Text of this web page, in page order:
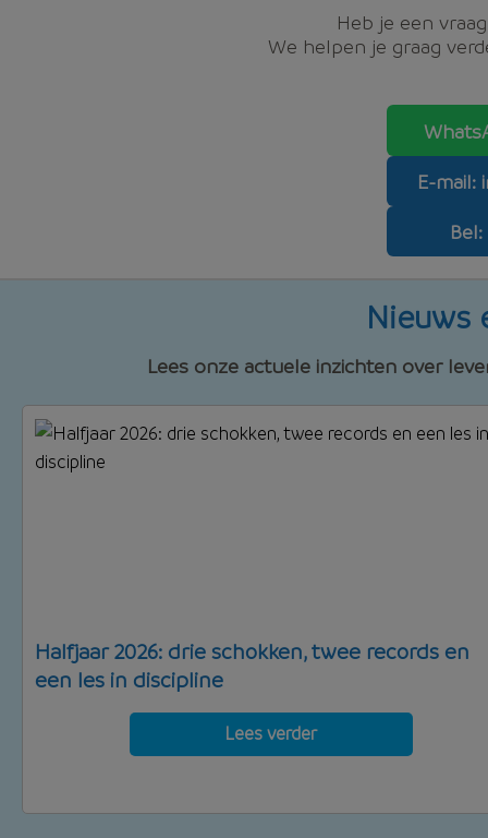
Heb je een
We helpen je graag
E-mail:
Nieuws
Lees onze actuele inzichten over
Halfjaar 2026: drie schokken, twee records en
een les in discipline
Lees verder